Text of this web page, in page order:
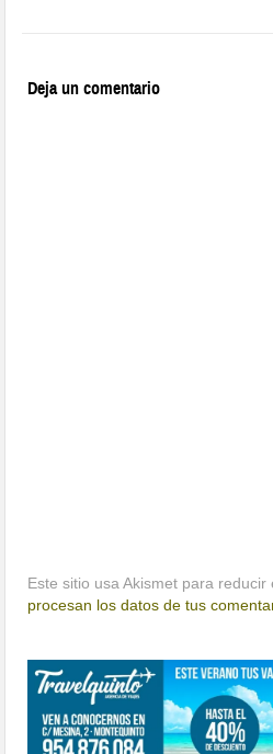
Deja un comentario
Este sitio usa Akismet para
procesan los datos de tus